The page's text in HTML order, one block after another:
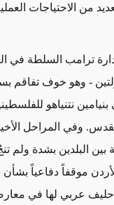
من الاحتياجات
ترامب السلطة في
- وهو خوف تفاقم
نتنياهو
. وفي المراحل
بين البلدين بشدة ولم
موقفاً دفاعياً
حليف عربي لها في